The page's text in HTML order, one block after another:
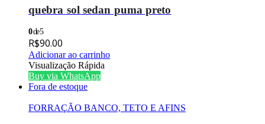
quebra sol sedan puma preto
0de 5
R$90.00
Adicionar ao carrinho
Visualização Rápida
Buy via WhatsApp
Fora de estoque
FORRAÇÃO BANCO, TETO E AFINS